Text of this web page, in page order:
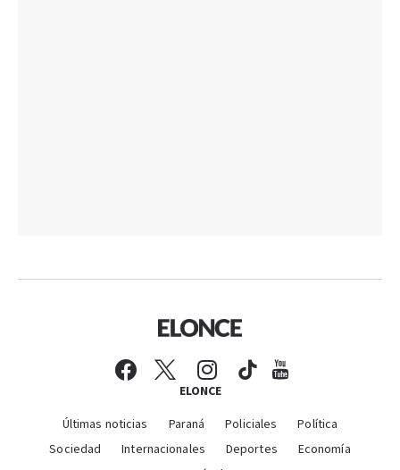
ELONCE
Últimas noticias Paraná Policiales
Política
Sociedad
Internacionales Deportes
Economía